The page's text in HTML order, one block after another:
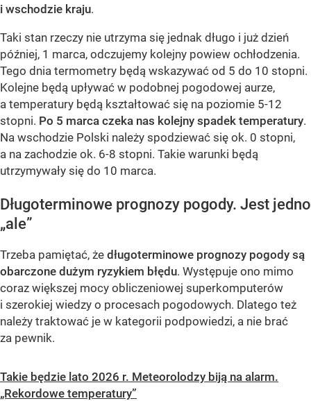
i wschodzie kraju.
Taki stan rzeczy nie utrzyma się jednak długo i już dzień
później, 1 marca, odczujemy kolejny powiew ochłodzenia.
Tego dnia termometry będą wskazywać od 5 do 10 stopni.
Kolejne będą upływać w podobnej pogodowej aurze,
a temperatury będą kształtować się na poziomie 5-12
stopni. Po 5 marca czeka nas kolejny spadek temperatury.
Na wschodzie Polski należy spodziewać się ok. 0 stopni,
a na zachodzie ok. 6-8 stopni. Takie warunki będą
utrzymywały się do 10 marca.
Długoterminowe prognozy pogody. Jest jedno
„ale”
Trzeba pamiętać, że długoterminowe prognozy pogody są
obarczone dużym ryzykiem błędu. Występuje ono mimo
coraz większej mocy obliczeniowej superkomputerów
i szerokiej wiedzy o procesach pogodowych. Dlatego też
należy traktować je w kategorii podpowiedzi, a nie brać
za pewnik.
Takie będzie lato 2026 r. Meteorolodzy biją na alarm.
„Rekordowe temperatury”